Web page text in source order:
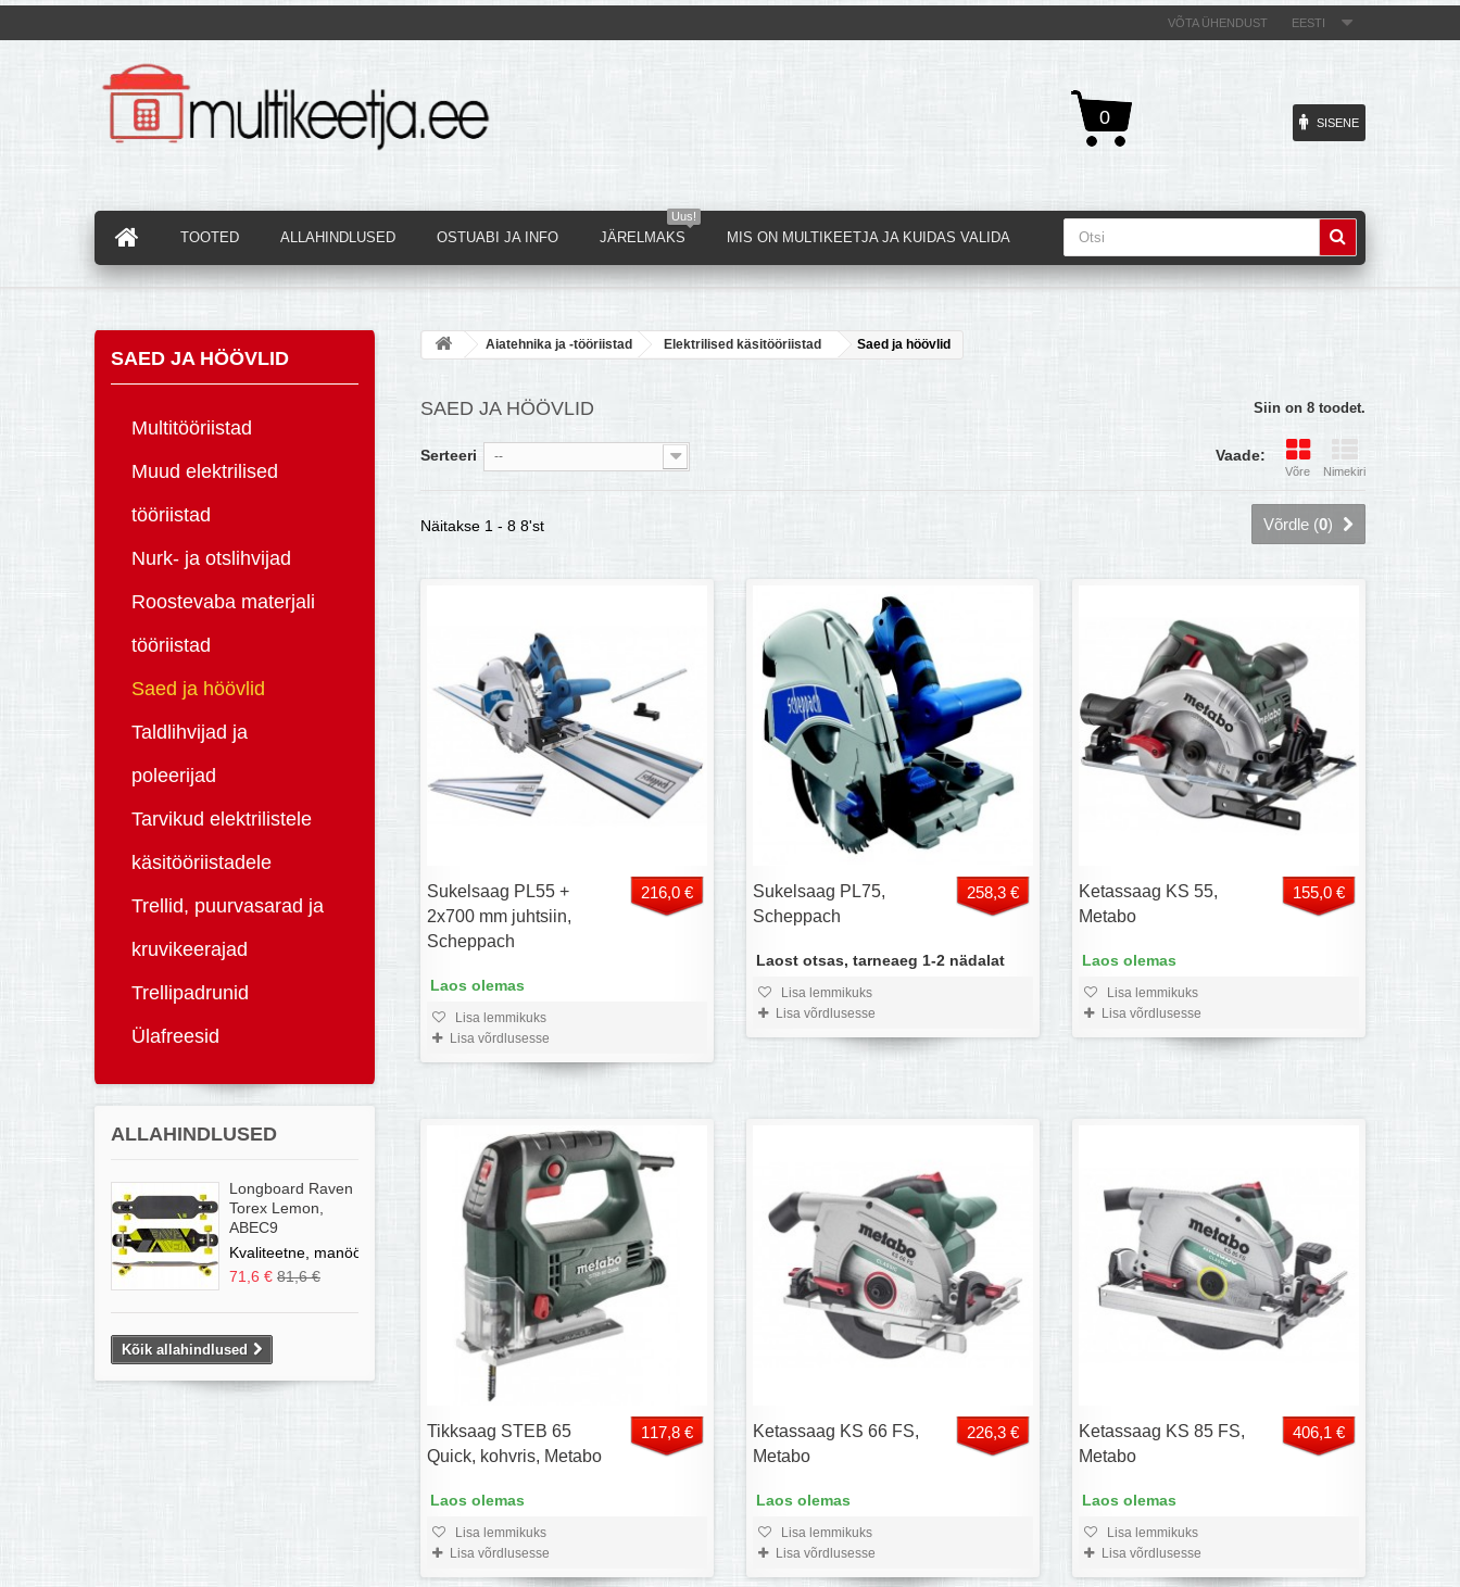
EESTI
VÕTA ÜHENDUST
0 SISENE
TOOTED ALLAHINDLUSED OSTUABI JA INFO
Uus!
JÄRELMAKS MIS ON MULTIKEETJA JA KUIDAS VALIDA
SAED JA HÖÖVLID
Multitööriistad
Muud elektrilised
tööriistad
Nurk- ja otslihvijad
Roostevaba materjali
tööriistad
Saed ja höövlid
Taldlihvijad ja
poleerijad
Tarvikud elektrilistele
käsitööriistadele
Trellid, puurvasarad ja
kruvikeerajad
Trellipadrunid
Ülafreesid
ALLAHINDLUSED
Longboard Raven
Torex Lemon,
ABEC9
Kvaliteetne, manööverdatav...
71,6 € 81,6 €
Kõik allahindlused
Aiatehnika ja -tööriistad Elektrilised käsitööriistad Saed ja höövlid
SAED JA HÖÖVLID Siin on 8 toodet.
Vaade:
Võre Nimekiri
Serteeri --
Võrdle (0)
Näitakse 1 - 8 8'st
Sukelsaag PL55 +
2x700 mm juhtsiin,
Scheppach
216,0 €
Laos olemas
Lisa lemmikuks
Lisa võrdlusesse
Sukelsaag PL75,
Scheppach
258,3 €
Laost otsas, tarneaeg 1-2 nädalat
Lisa lemmikuks
Lisa võrdlusesse
Ketassaag KS 55,
Metabo
155,0 €
Laos olemas
Lisa lemmikuks
Lisa võrdlusesse
Tikksaag STEB 65
Quick, kohvris, Metabo
117,8 €
Laos olemas
Lisa lemmikuks
Lisa võrdlusesse
Ketassaag KS 66 FS,
Metabo
226,3 €
Laos olemas
Lisa lemmikuks
Lisa võrdlusesse
Ketassaag KS 85 FS,
Metabo
406,1 €
Laos olemas
Lisa lemmikuks
Lisa võrdlusesse